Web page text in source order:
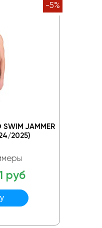
-5%
JAMMER
2025)
руб